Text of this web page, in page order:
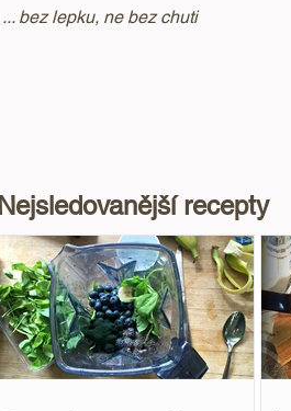
... bez lepku, ne bez chuti
Nejsledovanější recepty